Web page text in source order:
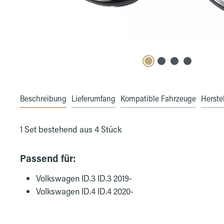
Beschreibung Lieferumfang Kompatible Fahrzeuge
1 Set bestehend aus 4 Stück
Passend für:
Volkswagen ID.3 ID.3 2019-
Volkswagen ID.4 ID.4 2020-